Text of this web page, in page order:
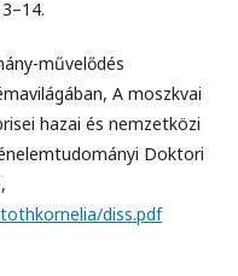
művelődés
A moszkvai
hazai és nemzetközi
Doktori
diss.pdf